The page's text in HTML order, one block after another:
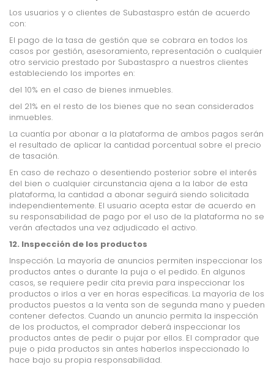
Los usuarios y o clientes de Subastaspro están de acuerdo
con:
El pago de la tasa de gestión que se cobrara en todos los
casos por gestión, asesoramiento, representación o cualquier
otro servicio prestado por Subastaspro a nuestros clientes
estableciendo los importes en:
del 10% en el caso de bienes inmuebles.
del 21% en el resto de los bienes que no sean considerados
inmuebles.
La cuantía por abonar a la plataforma de ambos pagos serán
el resultado de aplicar la cantidad porcentual sobre el precio
de tasación.
En caso de rechazo o desentiendo posterior sobre el interés
del bien o cualquier circunstancia ajena a la labor de esta
plataforma, la cantidad a abonar seguirá siendo solicitada
independientemente. El usuario acepta estar de acuerdo en
su responsabilidad de pago por el uso de la plataforma no se
verán afectados una vez adjudicado el activo.
12. Inspección de los productos
Inspección. La mayoría de anuncios permiten inspeccionar los
productos antes o durante la puja o el pedido. En algunos
casos, se requiere pedir cita previa para inspeccionar los
productos o irlos a ver en horas específicas. La mayoría de los
productos puestos a la venta son de segunda mano y pueden
contener defectos. Cuando un anuncio permita la inspección
de los productos, el comprador deberá inspeccionar los
productos antes de pedir o pujar por ellos. El comprador que
puje o pida productos sin antes haberlos inspeccionado lo
hace bajo su propia responsabilidad.